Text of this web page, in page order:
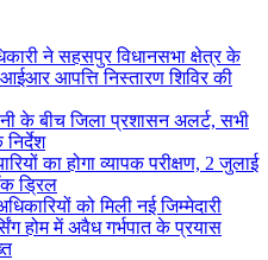
ने सहसपुर विधानसभा क्षेत्र के
आपत्ति निस्तारण शिविर की
के बीच जिला प्रशासन अलर्ट, सभी
का होगा व्यापक परीक्षण, 2 जुलाई
ड्रिल
को मिली नई जिम्मेदारी
होम में अवैध गर्भपात के प्रयास